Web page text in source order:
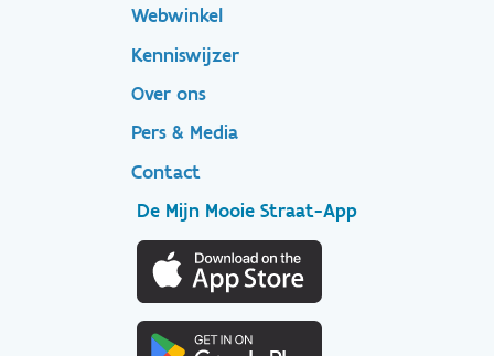
Footer
secondary
Webwinkel
Kenniswijzer
Over ons
Pers & Media
Contact
De Mijn Mooie Straat-App